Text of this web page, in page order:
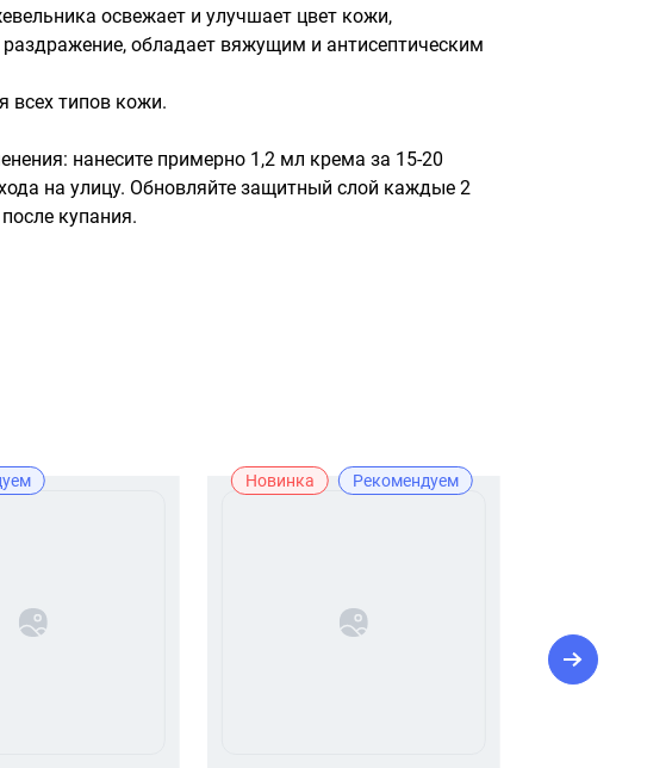
освежает и улучшает цвет кожи,
раздражение, обладает вяжущим и антисептическим
всех типов кожи.
нанесите примерно 1,2 мл крема за 15-20
на улицу. Обновляйте защитный слой каждые 2
купания.
Новинка Рекомендуем